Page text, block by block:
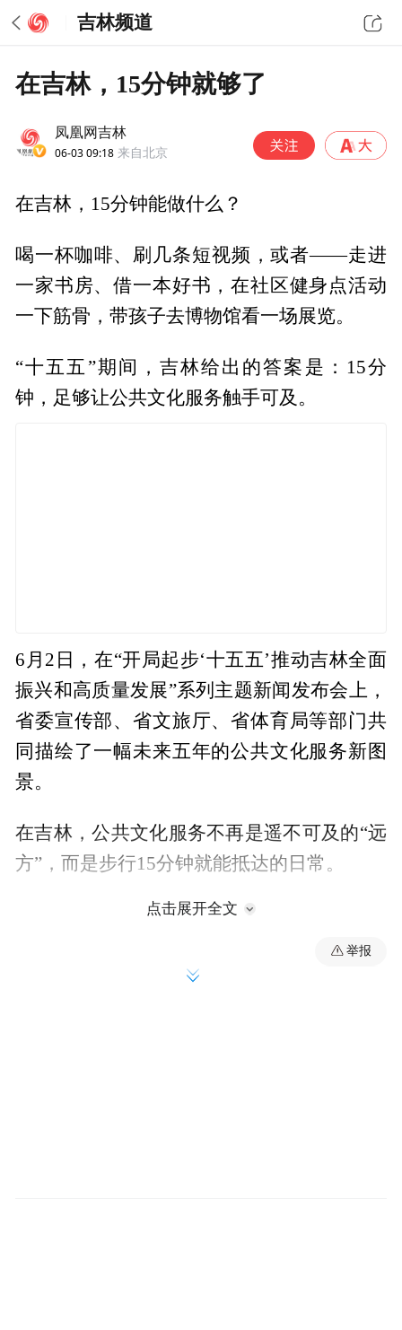
吉林频道
在吉林，15分钟就够了
凤凰网吉林
06-03 09:18 来自北京
在吉林，15分钟能做什么？
喝一杯咖啡、刷几条短视频，或者——走进
一家书房、借一本好书，在社区健身点活动
一下筋骨，带孩子去博物馆看一场展览。
“十五五”期间，吉林给出的答案是：15分
钟，足够让公共文化服务触手可及。
6月2日，在“开局起步‘十五五’推动吉林全面
振兴和高质量发展”系列主题新闻发布会上，
省委宣传部、省文旅厅、省体育局等部门共
同描绘了一幅未来五年的公共文化服务新图
景。
在吉林，公共文化服务不再是遥不可及的“远
方”，而是步行15分钟就能抵达的日常。
15分钟，读得到书
全民阅读，是吉林坚持了14年的民生实事。
点击展开全文
举报